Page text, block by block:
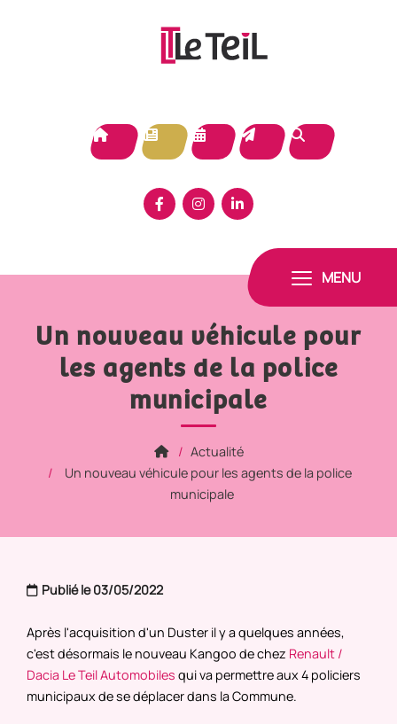
MENU
Un nouveau véhicule pour
les agents de la police
municipale
Actualité
Un nouveau véhicule pour les agents de la police
municipale
Publié le 03/05/2022
Après l'acquisition d'un Duster il y a quelques années,
c'est désormais le nouveau Kangoo de chez Renault /
Dacia Le Teil Automobiles qui va permettre aux 4 policiers
municipaux de se déplacer dans la Commune.